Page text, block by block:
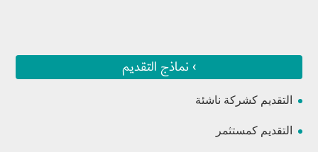
› نماذج التقديم
التقديم كشركة ناشئة
التقديم كمستثمر